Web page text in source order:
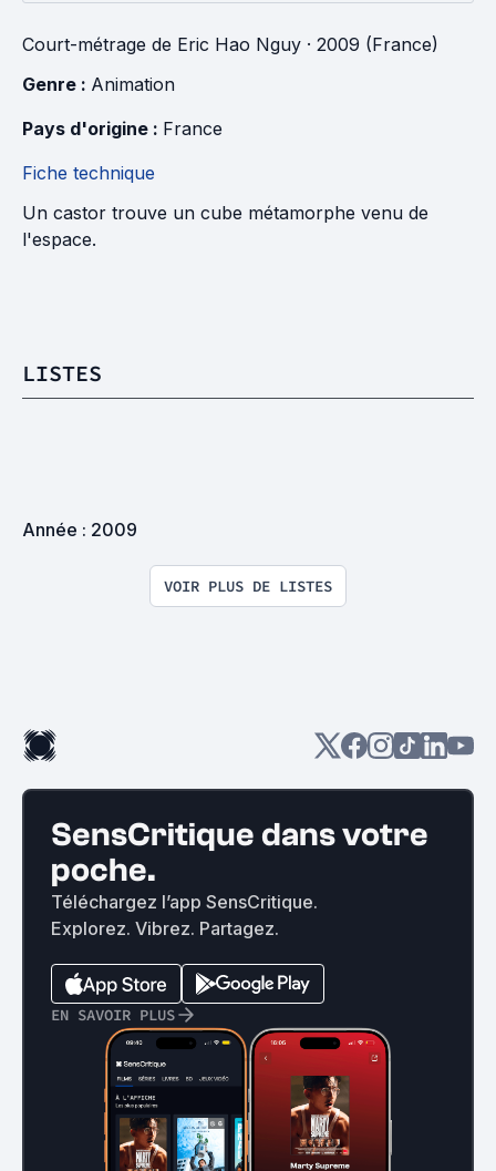
Court-métrage de Eric Hao Nguy · 2009 (France)
Genre : Animation
Pays d'origine : France
Fiche technique
Un castor trouve un cube métamorphe venu de
l'espace.
LISTES
Année : 2009
VOIR PLUS DE LISTES
SensCritique dans votre
poche.
Téléchargez l’app SensCritique.
Explorez. Vibrez. Partagez.
EN SAVOIR PLUS